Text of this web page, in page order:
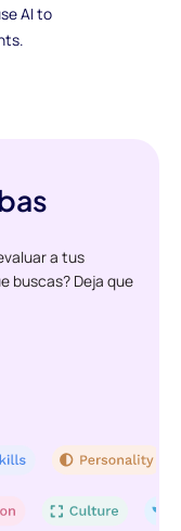
AI to
a tus
buscas? Deja que